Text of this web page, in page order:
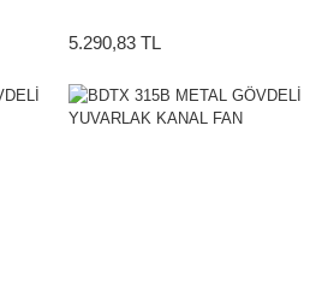
5.290,83 TL